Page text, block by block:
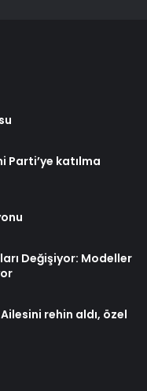
Parti’ye katılma
Değişiyor: Modeller
rehin aldı, özel